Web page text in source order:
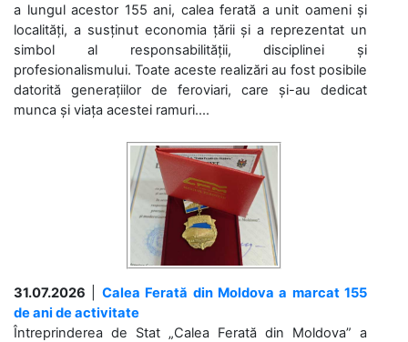
a lungul acestor 155 ani, calea ferată a unit oameni și
localități, a susținut economia țării și a reprezentat un
simbol al responsabilității, disciplinei și
profesionalismului. Toate aceste realizări au fost posibile
datorită generațiilor de feroviari, care și-au dedicat
munca și viața acestei ramuri....
31.07.2026
Calea Ferată din Moldova a marcat 155
de ani de activitate
Întreprinderea de Stat „Calea Ferată din Moldova” a